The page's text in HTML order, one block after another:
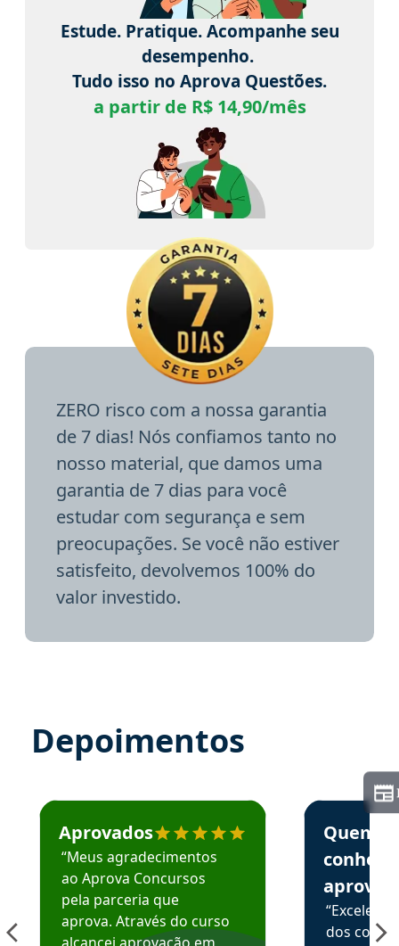
Estude. Pratique. Acompanhe seu
desempenho.
Tudo isso no Aprova Questões.
a partir de R$ 14,90/mês
ZERO risco com a nossa garantia
de 7 dias! Nós confiamos tanto no
nosso material, que damos uma
garantia de 7 dias para você
estudar com segurança e sem
preocupações. Se você não estiver
satisfeito, devolvemos 100% do
valor investido.
Depoimentos
Estudante José recomenda o Aprova Concursos em
Aprovados
“Meus agradecimentos
ao Aprova Concursos
pela parceria que
aprova. Através do curso
Estudante
Quem
aprova
dos